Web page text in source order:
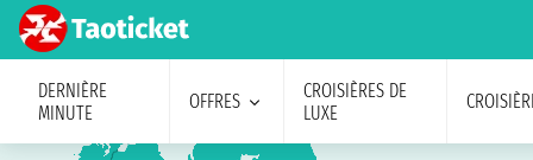
DERNIÈRE
MINUTE
OFFRES
CROISIÈRES DE
LUXE